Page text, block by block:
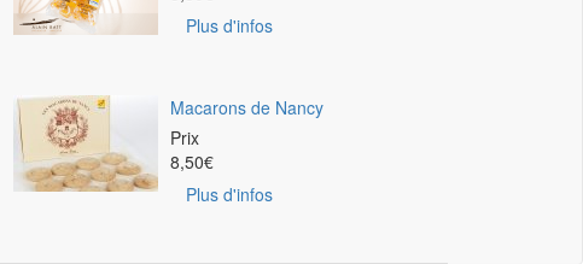
Plus d'infos
Macarons de Nancy
Prix
8,50€
Plus d'infos